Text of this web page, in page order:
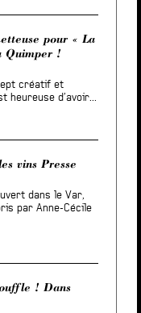
pour « La
Quimper !
créatif et
heureuse d’avoir...
vins Presse
dans le Var,
par Anne-Cécile
! Dans